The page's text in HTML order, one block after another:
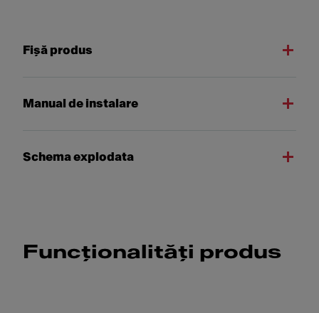
Fişă produs
Manual de instalare
Schema explodata
Funcționalități produs